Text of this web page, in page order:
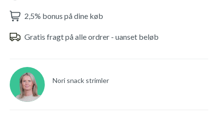
2,5% bonus på dine køb
Gratis fragt på alle ordrer - uanset beløb
Nori snack strimler